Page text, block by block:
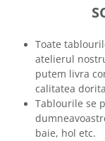
Tricouri cadou 40
Tricouri cadou 60
Tricouri
Tricouri motociclisti
Tricouri enduro
Tricouri offroad
Tricouri biciclisti
Toate
atelierul
putem livra
calitatea
Tablourile se
baie, hol etc.